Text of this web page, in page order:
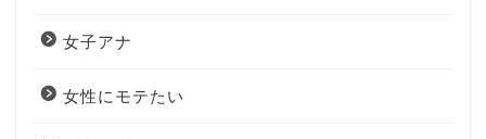
女子アナ
女性にモテたい